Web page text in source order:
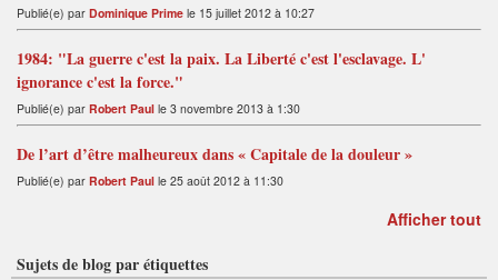
Publié(e) par Dominique Prime le 15 juillet 2012 à 10:27
1984: "La guerre c'est la paix. La Liberté c'est l'esclavage. L'
ignorance c'est la force."
Publié(e) par Robert Paul le 3 novembre 2013 à 1:30
De l’art d’être malheureux dans « Capitale de la douleur »
Publié(e) par Robert Paul le 25 août 2012 à 11:30
Afficher tout
Sujets de blog par étiquettes